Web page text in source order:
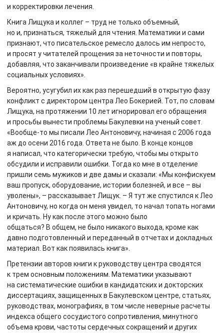
и корректировки лечения.
Книга Лищука и коллег – труд не только объемный,
но и, признаться, тяжелый для чтения. Математики и сами
признают, что писательское ремесло далось им непросто,
и просят у читателей прощения за неточности и повторы,
добавляя, что заканчивали произведение «в крайне тяжелых
социальных условиях».
Вероятно, усугубил их как раз перешедший в открытую фазу
конфликт с директором центра Лео Бокерией. Тот, по словам
Лищука, на протяжении 10 лет игнорировал его обращения
и просьбы вынести проблемы Бакулевки на ученый совет.
«Вообще-то мы писали Лео Антоновичу, начиная с 2006 года
аж до осени 2016 года. Ответа не было. В конце концов
я написал, что категорически требую, чтобы мы открыто
обсудили и исправили ошибки. Тогда ко мне в отделение
пришли семь мужиков и две дамы и сказали: «Мы конфискуем
ваш пропуск, оборудование, истории болезней, и все – вы
уволены», – рассказывает Лищук. – Я тут же спустился к Лео
Антоновичу, но когда он меня увидел, то начал топать ногами
и кричать. Ну как после этого можно было
общаться? В общем, не было никакого выхода, кроме как
давно подготовленный и переданный в отчетах и докладных
материал. Вот как появилась книга».
Претензии авторов книги к руководству центра сводятся
к трем основным положениям. Математики указывают
на систематические ошибки в кандидатских и докторских
диссертациях, защищенных в Бакулевском центре, статьях,
руководствах, монографиях, в том числе неверные расчеты
индекса общего сосудистого сопротивления, минутного
объема крови, частоты сердечных сокращений и других